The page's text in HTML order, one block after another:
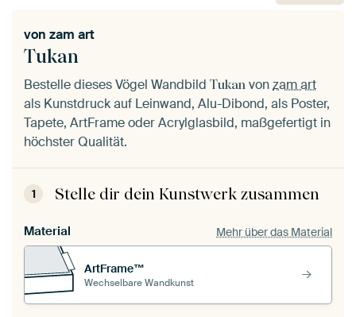
Tukan
von zam art
Bestelle dieses Vögel Wandbild Tukan vonzam art
als Kunstdruck auf Leinwand, Alu-Dibond, als Poster,
Tapete, ArtFrame oder Acrylglasbild, maßgefertigt in
höchster Qualität.
1 Stelle dir dein Kunstwerk zusammen
Material Mehr über das Material
ArtFrame™
Wechselbare Wandkunst